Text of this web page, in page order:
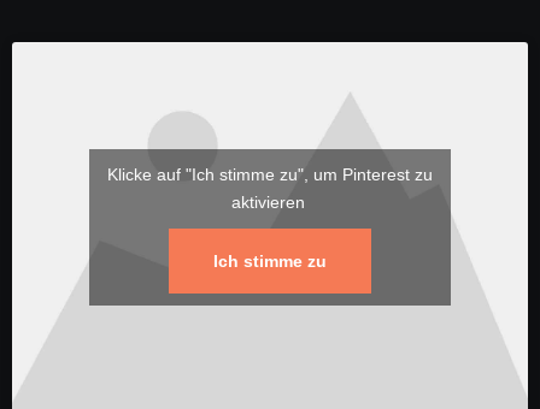
Klicke auf "Ich stimme zu", um Pinterest zu
aktivieren
Ich stimme zu